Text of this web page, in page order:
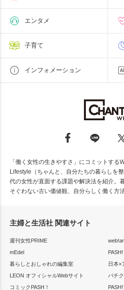
エンタメ
子育て
インフォメーション
「働く女性の生きやすさ」にコミットする
Lifestyle（ちゃんと、自分たちの暮らしを
代の女性が直面する課題や解決法を紹介。
そぐわない古い価値観、自分らしく働く方
主婦と生活社 関連サイト
週刊女性PRIME
web!ar
mEdel
暮らしとおしゃれの編集室
日本×
LEON オフィシャルWebサイト
パチク
コミックPASH！